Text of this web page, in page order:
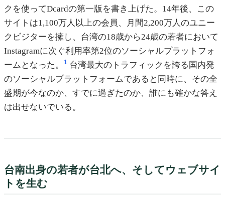
クを使ってDcardの第一版を書き上げた。14年後、この
サイトは1,100万人以上の会員、月間2,200万人のユニー
クビジターを擁し、台湾の18歳から24歳の若者において
Instagramに次ぐ利用率第2位のソーシャルプラットフォ
ームとなった。
1 台湾最大のトラフィックを誇る国内発
のソーシャルプラットフォームであると同時に、その全
盛期が今なのか、すでに過ぎたのか、誰にも確かな答え
は出せないでいる。
台南出身の若者が台北へ、そしてウェブサイ
トを生む